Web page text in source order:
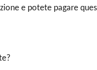
e potete pagare